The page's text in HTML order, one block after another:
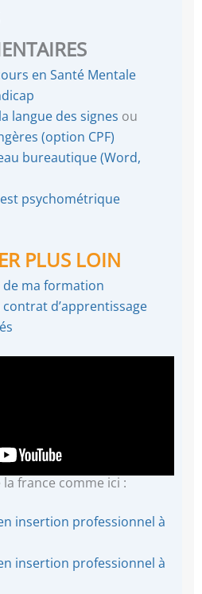
en Santé Mentale
langue des signes ou
(option CPF)
bureautique (Word,
psychométrique
PLUS LOIN
de ma formation
d’apprentissage
france comme ici :
insertion professionnel à
insertion professionnel à